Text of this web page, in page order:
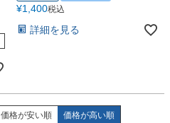
¥1,400税込
詳細を見る
価格が安い順 価格が高い順